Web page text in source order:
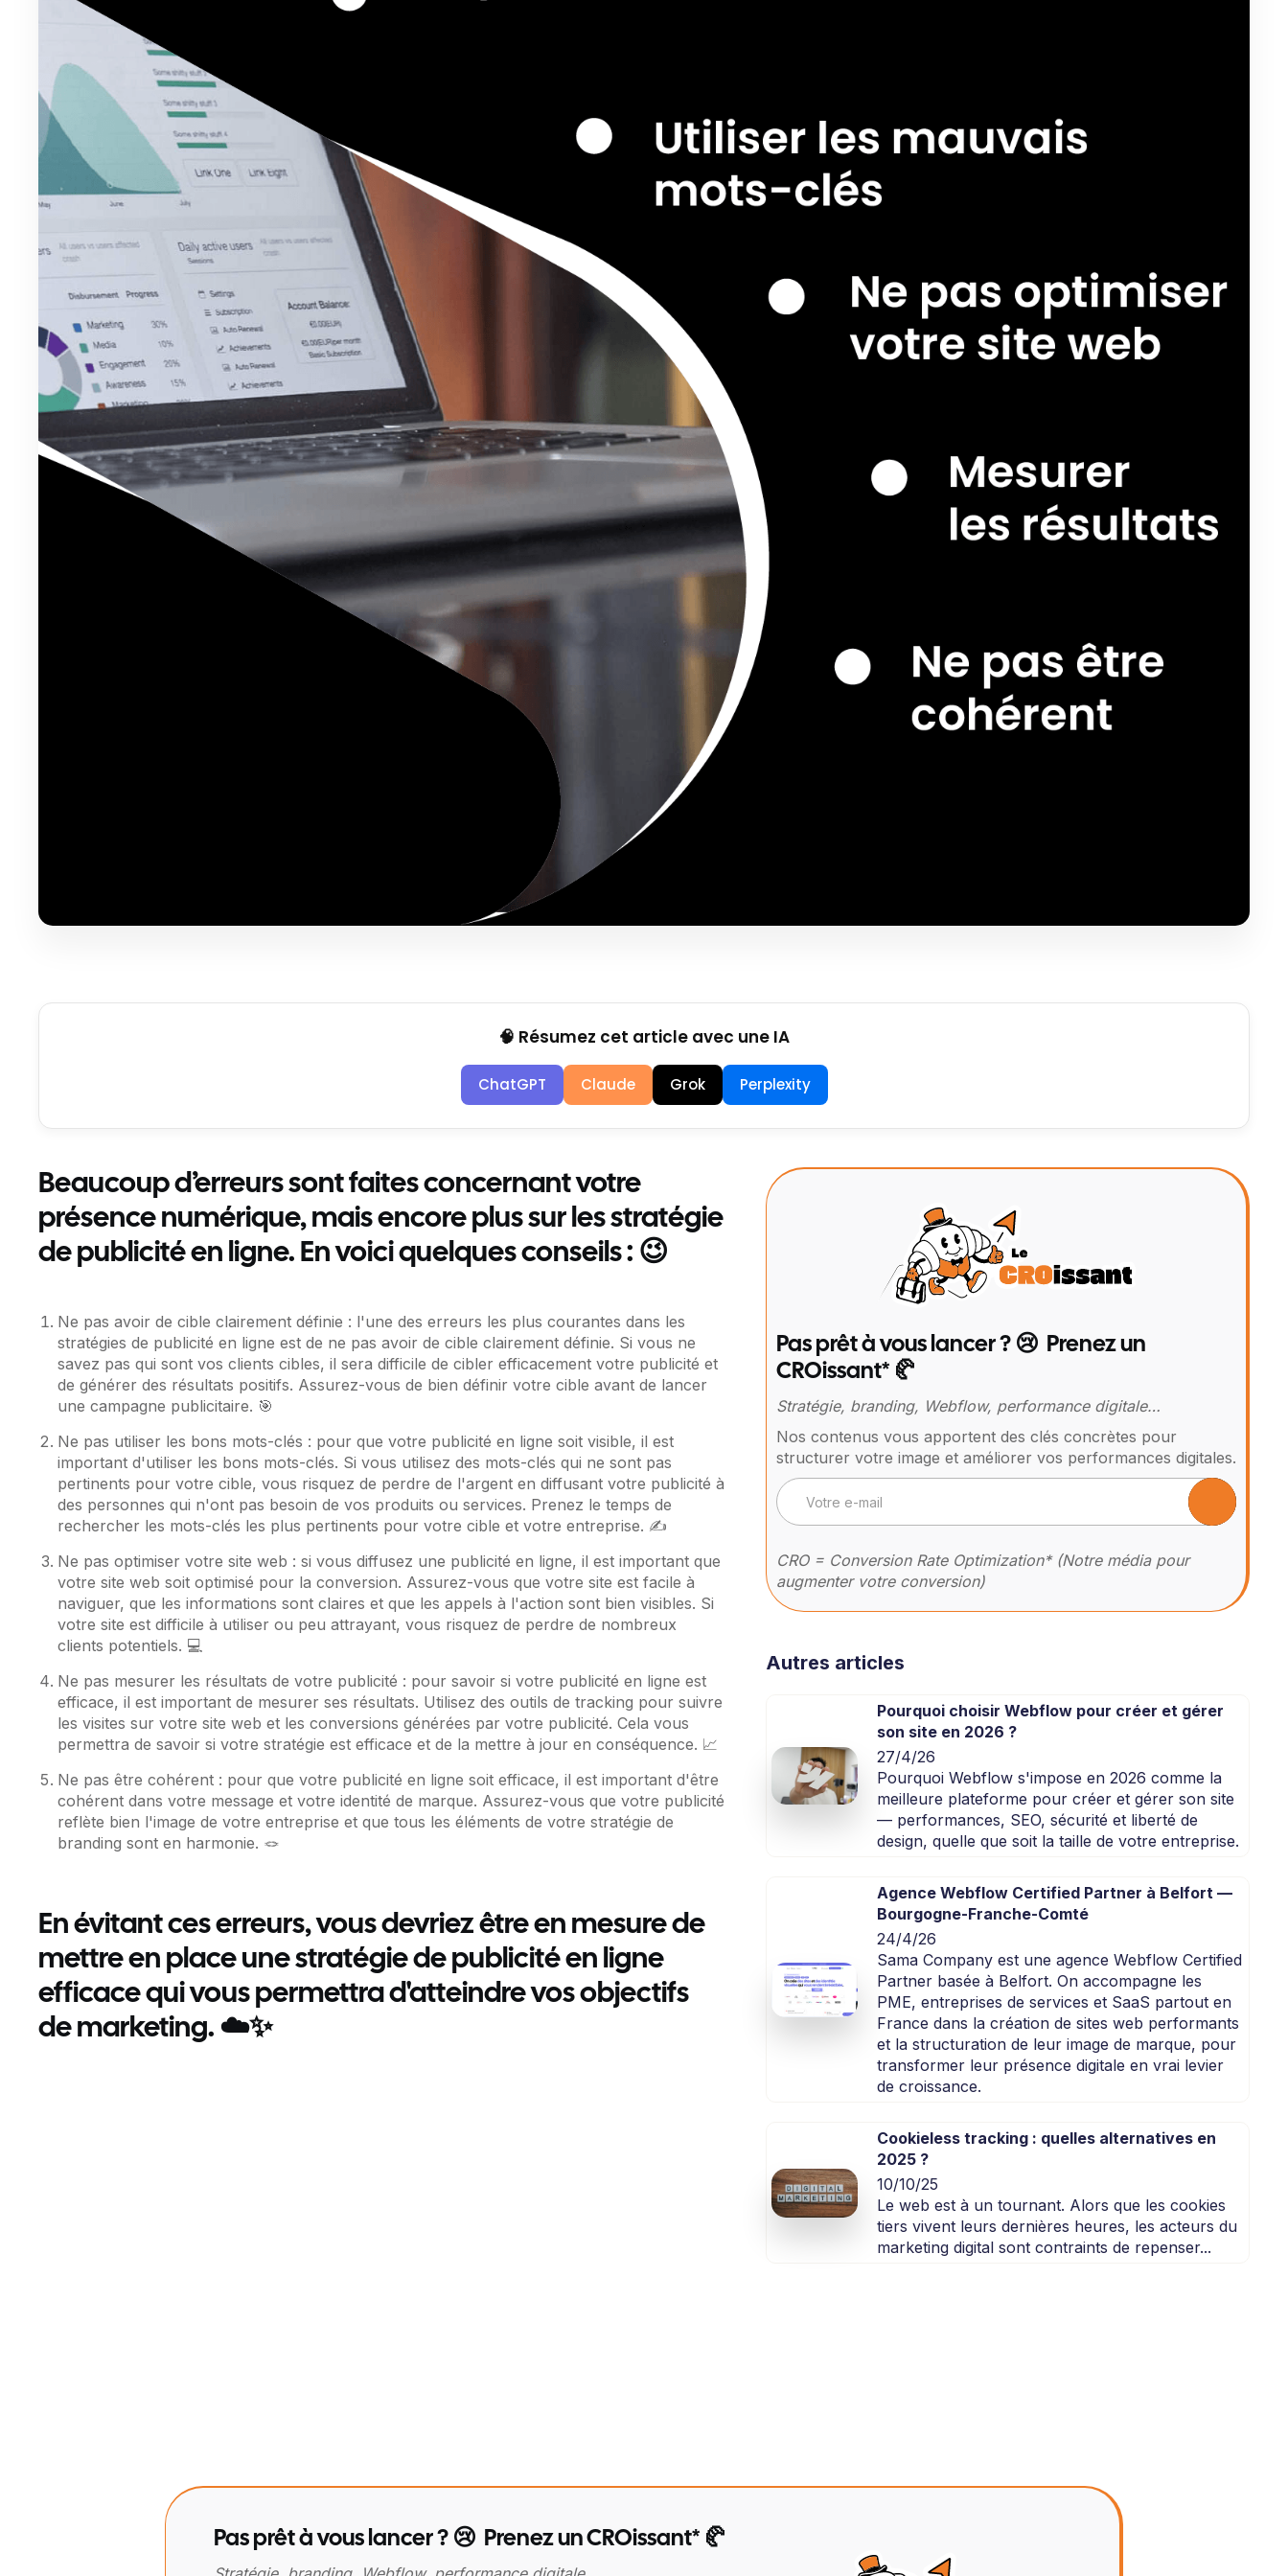
🧠 Résumez cet article avec une IA
ChatGPT Claude Grok Perplexity
Beaucoup d’erreurs sont faites concernant votre
présence numérique, mais encore plus sur les stratégie
de publicité en ligne. En voici quelques conseils : 😉
Ne pas avoir de cible clairement définie : l'une des erreurs les plus courantes dans les
stratégies de publicité en ligne est de ne pas avoir de cible clairement définie. Si vous ne
savez pas qui sont vos clients cibles, il sera difficile de cibler efficacement votre publicité et
de générer des résultats positifs. Assurez-vous de bien définir votre cible avant de lancer
une campagne publicitaire. 🎯
Ne pas utiliser les bons mots-clés : pour que votre publicité en ligne soit visible, il est
important d'utiliser les bons mots-clés. Si vous utilisez des mots-clés qui ne sont pas
pertinents pour votre cible, vous risquez de perdre de l'argent en diffusant votre publicité à
des personnes qui n'ont pas besoin de vos produits ou services. Prenez le temps de
rechercher les mots-clés les plus pertinents pour votre cible et votre entreprise. ✍️
Ne pas optimiser votre site web : si vous diffusez une publicité en ligne, il est important que
votre site web soit optimisé pour la conversion. Assurez-vous que votre site est facile à
naviguer, que les informations sont claires et que les appels à l'action sont bien visibles. Si
votre site est difficile à utiliser ou peu attrayant, vous risquez de perdre de nombreux
clients potentiels. 💻
Ne pas mesurer les résultats de votre publicité : pour savoir si votre publicité en ligne est
efficace, il est important de mesurer ses résultats. Utilisez des outils de tracking pour suivre
les visites sur votre site web et les conversions générées par votre publicité. Cela vous
permettra de savoir si votre stratégie est efficace et de la mettre à jour en conséquence. 📈
Ne pas être cohérent : pour que votre publicité en ligne soit efficace, il est important d'être
cohérent dans votre message et votre identité de marque. Assurez-vous que votre publicité
reflète bien l'image de votre entreprise et que tous les éléments de votre stratégie de
branding sont en harmonie. 🪢
En évitant ces erreurs, vous devriez être en mesure de
mettre en place une stratégie de publicité en ligne
efficace qui vous permettra d'atteindre vos objectifs
de marketing. ☁️✨
Pas prêt à vous lancer ? 😢 Prenez un
CROissant* 🥐
Stratégie, branding, Webflow, performance digitale…
Nos contenus vous apportent des clés concrètes pour
structurer votre image et améliorer vos performances digitales.
CRO = Conversion Rate Optimization* (Notre média pour
augmenter votre conversion)
Autres articles
Pourquoi choisir Webflow pour créer et gérer
son site en 2026 ?
27/4/26
Pourquoi Webflow s'impose en 2026 comme la
meilleure plateforme pour créer et gérer son site
— performances, SEO, sécurité et liberté de
design, quelle que soit la taille de votre entreprise.
Agence Webflow Certified Partner à Belfort —
Bourgogne-Franche-Comté
24/4/26
Sama Company est une agence Webflow Certified
Partner basée à Belfort. On accompagne les
PME, entreprises de services et SaaS partout en
France dans la création de sites web performants
et la structuration de leur image de marque, pour
transformer leur présence digitale en vrai levier
de croissance.
Cookieless tracking : quelles alternatives en
2025 ?
10/10/25
Le web est à un tournant. Alors que les cookies
tiers vivent leurs dernières heures, les acteurs du
marketing digital sont contraints de repenser...
Pas prêt à vous lancer ? 😢 Prenez un CROissant* 🥐